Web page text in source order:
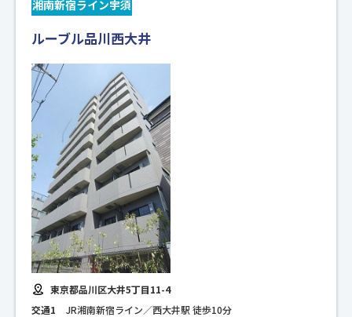
湘南新宿ライン宇須
ルーブル品川西大井
東京都品川区大井5丁目11-4
交通1
JR湘南新宿ライン／西大井駅 徒歩10分